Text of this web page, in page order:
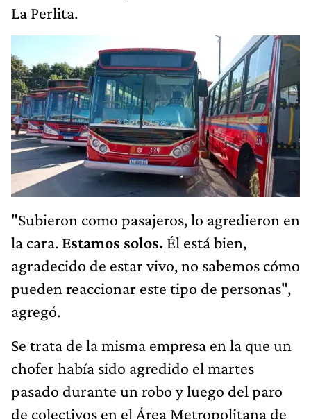
La Perlita.
"Subieron como pasajeros, lo agredieron en
la cara. Estamos solos. Él está bien,
agradecido de estar vivo, no sabemos cómo
pueden reaccionar este tipo de personas",
agregó.
Se trata de la misma empresa en la que un
chofer había sido agredido el martes
pasado durante un robo y luego del paro
de colectivos en el Área Metropolitana de